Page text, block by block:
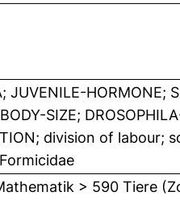
JUVENILE-HORMONE;
SIZE;
division of labour;
> 590 Tiere